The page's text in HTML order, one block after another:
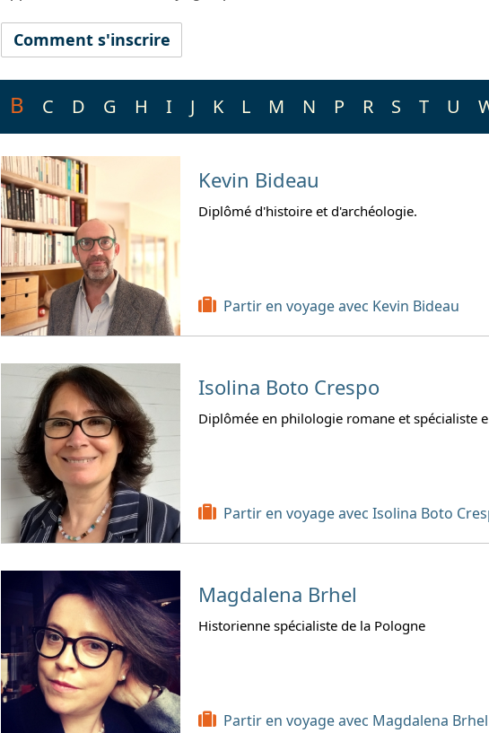
Comment s'inscrire
B C D G H I J K L M N P R S T U
Kevin Bideau
Diplômé d'histoire et d'archéologie.
Partir en voyage avec Kevin Bideau
Isolina Boto Crespo
Diplômée en philologie romane et spécialiste
Partir en voyage avec Isolina Boto
Magdalena Brhel
Historienne spécialiste de la Pologne
Partir en voyage avec Magdalena Brhel